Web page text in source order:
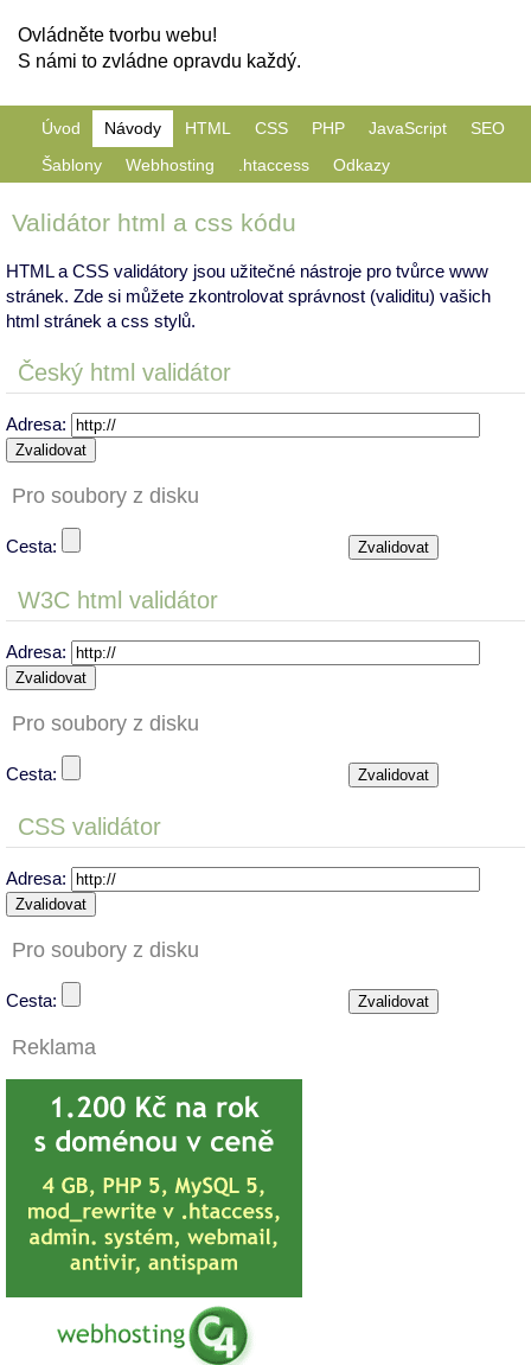
Ovládněte tvorbu webu!
S námi to zvládne opravdu každý.
Úvod Návody HTML CSS PHP JavaScript
SEO
Šablony
Webhosting .htaccess Odkazy
Validátor html a css kódu
HTML a CSS validátory jsou užitečné nástroje pro tvůrce www
stránek. Zde si můžete zkontrolovat správnost (validitu) vašich
html stránek a css stylů.
Český html validátor
Adresa:
Pro soubory z disku
Cesta:
W3C html validátor
Adresa:
Pro soubory z disku
Cesta:
CSS validátor
Adresa:
Pro soubory z disku
Cesta:
Reklama